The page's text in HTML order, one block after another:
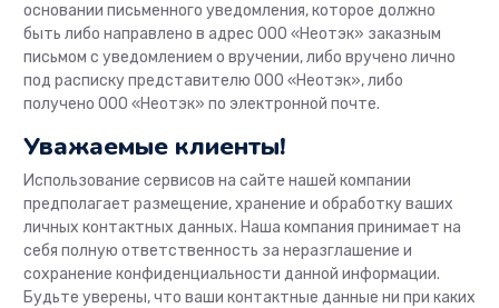
основании письменного уведомления, которое должно
быть либо направлено в адрес ООО «Неотэк» заказным
письмом с уведомлением о вручении, либо вручено лично
под расписку представителю ООО «Неотэк», либо
получено ООО «Неотэк» по электронной почте.
Уважаемые клиенты!
Использование сервисов на сайте нашей компании
предполагает размещение, хранение и обработку ваших
личных контактных данных. Наша компания принимает на
себя полную ответственность за неразглашение и
сохранение конфиденциальности данной информации.
Будьте уверены, что ваши контактные данные ни при каких